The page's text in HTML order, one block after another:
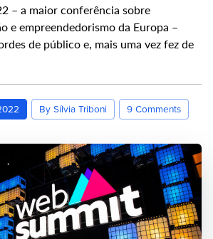
– a maior conferência sobre
e empreendedorismo da Europa –
de público e, mais uma vez fez de
By Sílvia Triboni 9 Comments